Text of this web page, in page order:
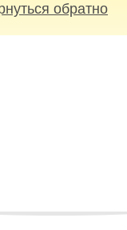
обратно